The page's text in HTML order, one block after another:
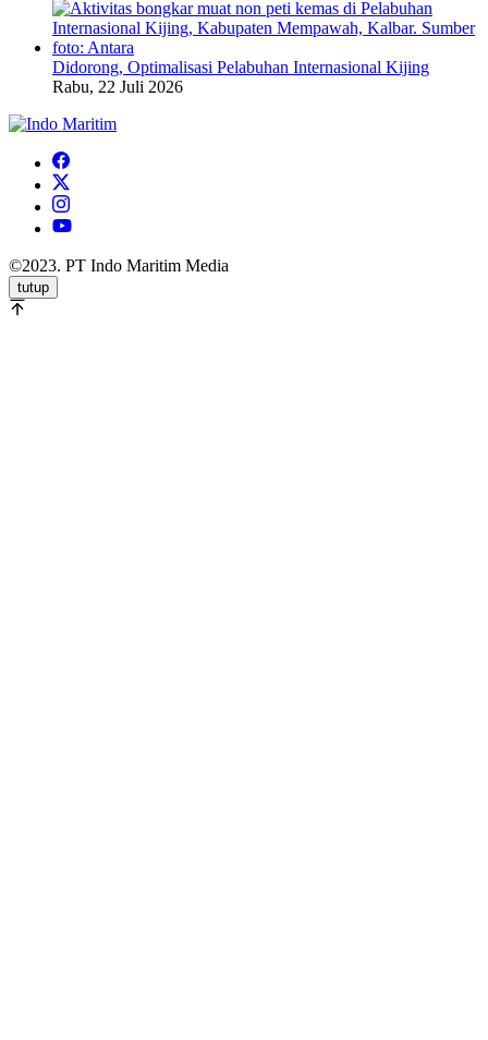
Didorong, Optimalisasi Pelabuhan Internasional Kijing
Rabu, 22 Juli 2026
©2023. PT Indo Maritim Media
tutup